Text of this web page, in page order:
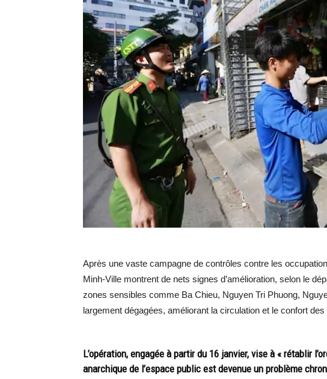
Après une vaste campagne de contrôles contre les
Minh-Ville montrent de nets signes d’amélioration, selon le
zones sensibles comme Ba Chieu, Nguyen Tri Phuong,
largement dégagées, améliorant la circulation et le confort des
L’opération, engagée à partir du 16 janvier, vise à « rétablir
anarchique de l’espace public est devenue un problème